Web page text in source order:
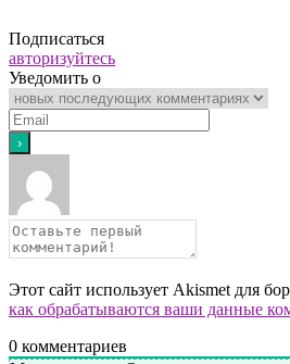
Подписаться
авторизуйтесь
Уведомить о
Этот сайт использует Akismet для
как обрабатываются ваши данные
0 комментариев